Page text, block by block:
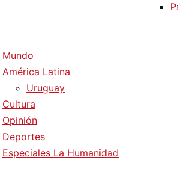
Mundo
América Latina
Uruguay
Cultura
Opinión
Deportes
Especiales La Humanidad